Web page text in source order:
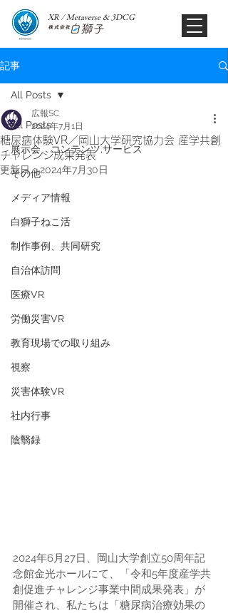
XR / Metaverse & 3DCG​
記事
All Posts
展示会、コンテンツ,サービス
その他
メディア情報
白獅子ねこ活
制作事例、共同研究
自治体訪問
医療VR
労働災害VR
教育現場での取り組み
視察
災害体験VR
社内行事
陰翳録
All Posts
糖尿病体験VR／岡山大学研究協力会 産学共創
チャレンジ成果発表
広報SC
2024年7月1日
更新日：2024年7月30日
2024年6月27日、岡山大学創立50周年記
念館金光ホールにて、「令和5年度産学共
創促進チャレンジ事業中間成果発表」が
開催され、私たちは「糖尿病治療効果の